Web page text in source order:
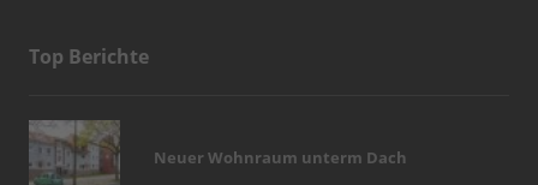
Top Berichte
Neuer Wohnraum unterm Dach